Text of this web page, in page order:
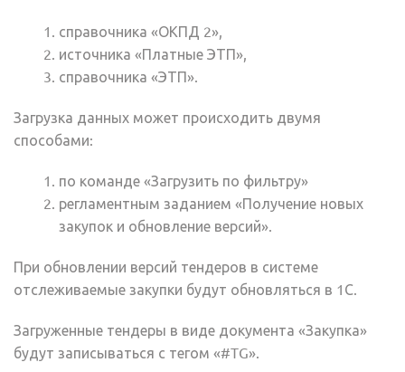
справочника «ОКПД 2»,
источника «Платные ЭТП»,
справочника «ЭТП».
Загрузка данных может происходить двумя
способами:
по команде «Загрузить по фильтру»
регламентным заданием «Получение новых
закупок и обновление версий».
При обновлении версий тендеров в системе
отслеживаемые закупки будут обновляться в 1С.
Загруженные тендеры в виде документа «Закупка»
будут записываться с тегом «#TG».